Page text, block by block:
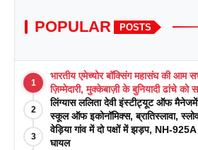
POPULAR POSTS
1
भारतीय एमेच्योर बॉक्सिंग महासंघ की आम
ज़िम्मेदारी, मुक्केबाज़ी के बुनियादी ढांचे को
2
लिंग्यास ललिता देवी इंस्टीट्यूट ऑफ
स्कूल ऑफ इकोनॉमिक्स, ब्रातिस्लावा,
पत्रिकाओं में प्रकाशन रणनीतियों पर एक
आयोजन किया
3
वेड़िया गांव में दो पक्षों में झड़प, NH-
घायल